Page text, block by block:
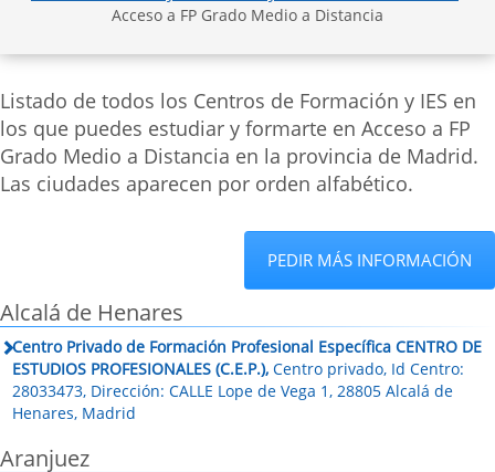
Acceso a FP Grado Medio a Distancia
Listado de todos los Centros de Formación y IES en
los que puedes estudiar y formarte en Acceso a FP
Grado Medio a Distancia en la provincia de Madrid.
Las ciudades aparecen por orden alfabético.
PEDIR MÁS INFORMACIÓN
Alcalá de Henares
Centro Privado de Formación Profesional Específica CENTRO DE
ESTUDIOS PROFESIONALES (C.E.P.), Centro privado, Id Centro:
28033473, Dirección: CALLE Lope de Vega 1, 28805 Alcalá de
Henares, Madrid
Aranjuez